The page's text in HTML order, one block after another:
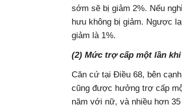
sớm sẽ bị giảm 2%. Nếu
hưu không bị giảm. Ngược
giảm là 1%.
(2) Mức trợ cấp một lần
Căn cứ tại Điều 68, bên
cũng được hưởng trợ cấp
năm với nữ, và nhiều hơn